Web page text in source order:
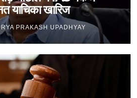
याचिका खारिज
PRAKASH UPADHYAY